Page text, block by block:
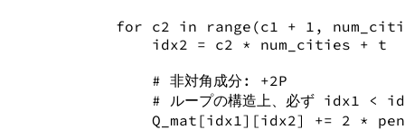
for c2 in range (c1 + 1 ,
idx2 = c2 * num_cities + t
# 非対角成分: +2P
# ループの構造上、必ず idx1 <
Q_mat[idx1][idx2] += 2 *